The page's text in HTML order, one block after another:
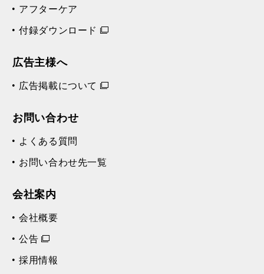
アフターケア
付録ダウンロード
広告主様へ
広告掲載について
お問い合わせ
よくある質問
お問い合わせ先一覧
会社案内
会社概要
公告
採用情報